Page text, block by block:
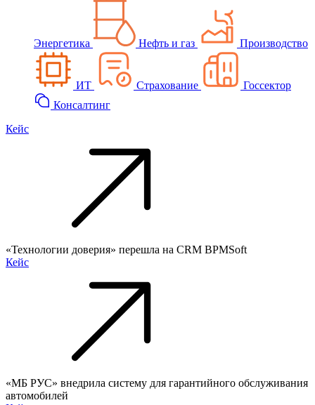
Энергетика Нефть и газ Производство
ИТ Страхование
Госсектор
Консалтинг
Кейс
«Технологии доверия» перешла на CRM BPMSoft
Кейс
«МБ РУС» внедрила систему для гарантийного обслуживания
автомобилей